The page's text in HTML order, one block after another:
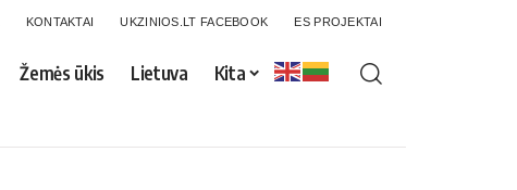
KONTAKTAI UKZINIOS.LT FACEBOOK ES PROJEKTAI
Žemės ūkis Lietuva Kita